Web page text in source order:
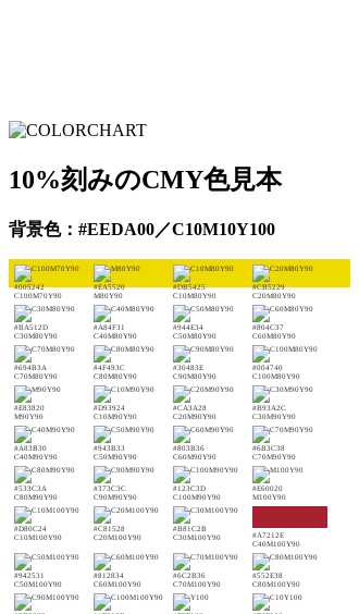
10%刻みのCMY色見本
背景色：#EEDA00／C10M10Y100
#005242
C100M70Y90
#EA5520
M80Y90
#DB5425
C10M80Y90
#CB5229
C20M80Y90
#BA512D
C30M80Y90
#A84F31
C40M80Y90
#944E34
C50M80Y90
#804C37
C60M80Y90
#694B3A
C70M80Y90
#4F493C
C80M80Y90
#30483E
C90M80Y90
#004740
C100M80Y90
#E83820
M90Y90
#D93924
C10M90Y90
#CA3A28
C20M90Y90
#B93A2C
C30M90Y90
#A83B30
C40M90Y90
#943B33
C50M90Y90
#803B36
C60M90Y90
#6B3C38
C70M90Y90
#533C3A
C80M90Y90
#373C3C
C90M90Y90
#123C3D
C100M90Y90
#E60020
M100Y90
#D80C24
C10M100Y90
#C81528
C20M100Y90
#B81C2B
C30M100Y90
#A7212E
C40M100Y90
#942531
C50M100Y90
#812834
C60M100Y90
#6C2B36
C70M100Y90
#552E38
C80M100Y90